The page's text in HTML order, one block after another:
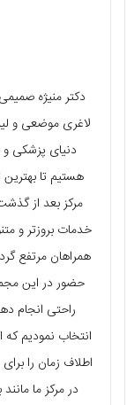
لاغری موضعی و
دنیای پزشکی
هستیم تا
مرکز بعد از
خدمات بروزتر و
همراهان مرتفع
حضور در این
راحتی انجام
انتخاب نمودیم که
اطلاف زمان را
در مرکز ما